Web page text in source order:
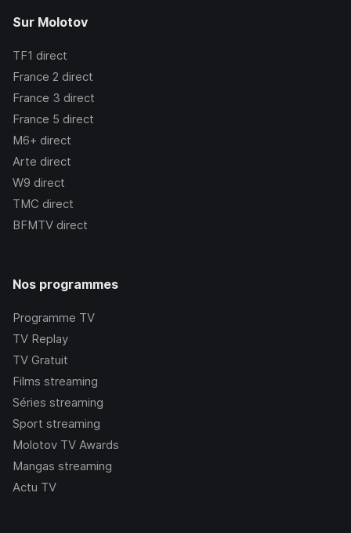
Sur Molotov
TF1 direct
France 2 direct
France 3 direct
France 5 direct
M6+ direct
Arte direct
W9 direct
TMC direct
BFMTV direct
Nos programmes
Programme TV
TV Replay
TV Gratuit
Films streaming
Séries streaming
Sport streaming
Molotov TV Awards
Mangas streaming
Actu TV